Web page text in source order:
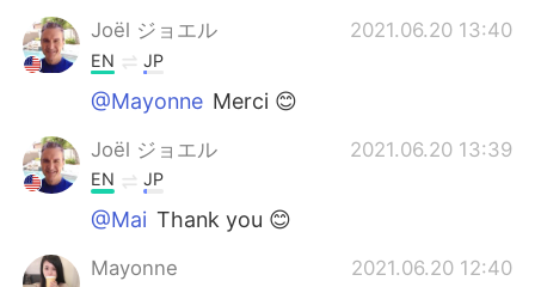
Joël ジョエル 2021.06.20 13:40
EN JP
@Mayonne Merci 😊
Joël ジョエル 2021.06.20 13:39
EN JP
@Mai Thank you 😊
Mayonne 2021.06.20 12:40